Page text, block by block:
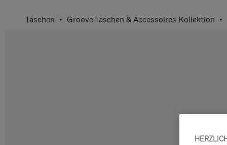
Taschen Groove Taschen & Accessoires Kollektion